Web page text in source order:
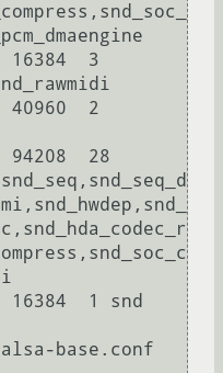
3
2
28
1 snd
base.conf